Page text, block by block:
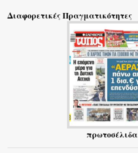
λ
Διαφορετικές Πραγματικότητες
πρωτοσέλιδα